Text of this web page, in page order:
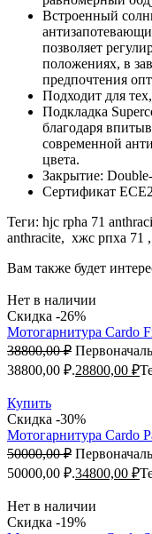
Встроенный
позволяет
положениях, в
предпочтения
Подходит для
Подкладка
благодаря
современной
цвета.
Закрытие:
Сертификат
Теги: hjc rpha 71
anthracite, хжс рпха 71
Вам также будет
Нет в наличии
Скидка -26%
Мотогарнитура Cardo
38800,00₽
38800,00 ₽.28800,00 ₽
Купить
Скидка -30%
Мотогарнитура Cardo
50000,00₽
50000,00 ₽.34800,00 ₽
Нет в наличии
Скидка -19%